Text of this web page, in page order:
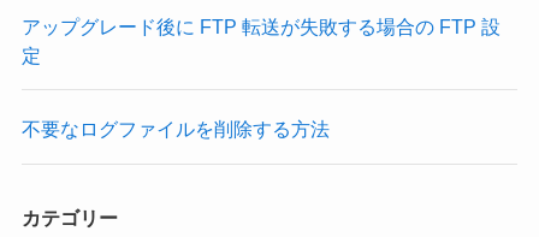
アップグレード後に FTP 転送が失敗する場合の FTP 設
定
不要なログファイルを削除する方法
カテゴリー